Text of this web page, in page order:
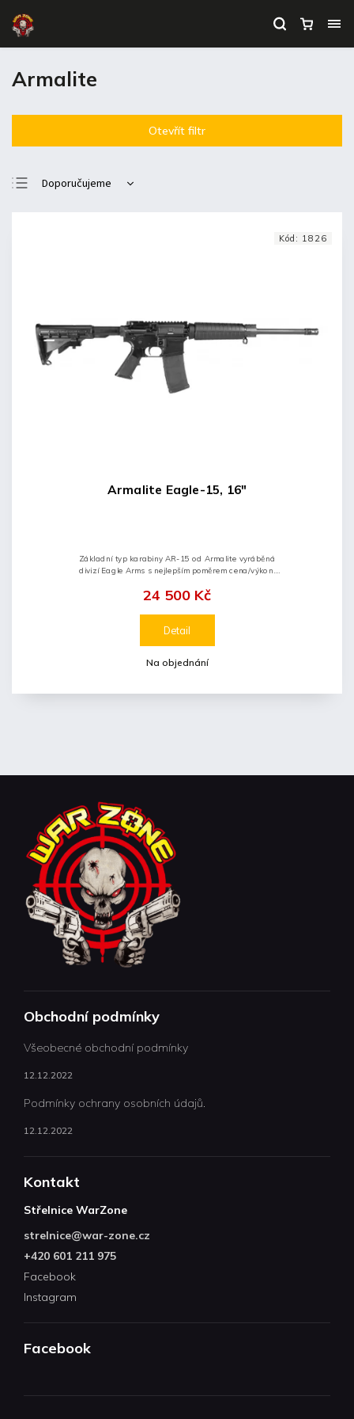
Armalite
Otevřít filtr
Doporučujeme
Armalite Eagle-15, 16"
Na objednání
24 500 Kč
Detail
Základní typ karabiny AR-15 od Armalite vyráběná
divizí Eagle Arms s nejlepším poměrem cena/výkon.
MIL-SPEC, hlaveň 16" se...
Kód: 1826
Obchodní podmínky
Všeobecné obchodní podmínky
12.12.2022
Podmínky ochrany osobních údajů.
12.12.2022
Kontakt
Střelnice WarZone
strelnice@war-zone.cz
+420 601 211 975
Facebook
Instagram
Facebook